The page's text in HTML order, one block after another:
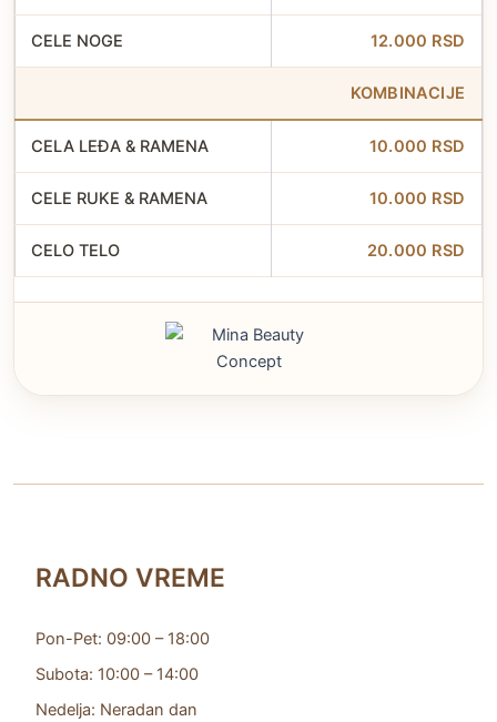
CELE NOGE 12.000 RSD
KOMBINACIJE
CELA LEĐA & RAMENA 10.000 RSD
CELE RUKE & RAMENA 10.000 RSD
CELO TELO 20.000 RSD
RADNO VREME
Pon-Pet: 09:00 – 18:00
Subota: 10:00 – 14:00
Nedelja: Neradan dan